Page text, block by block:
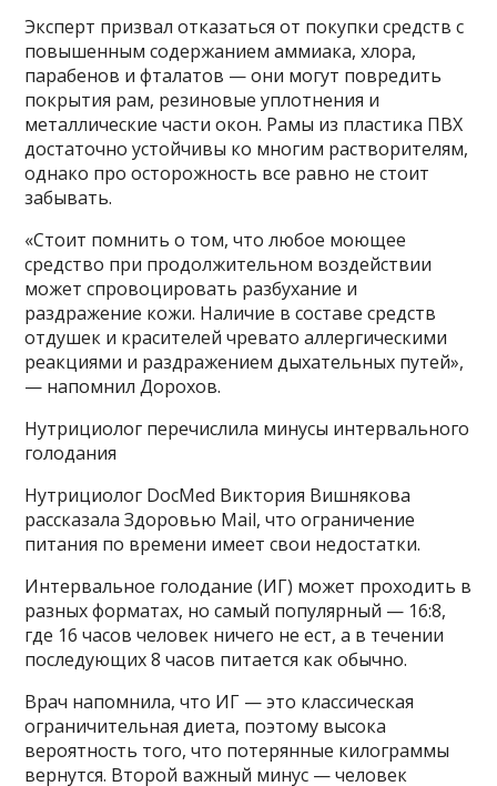
Эксперт призвал отказаться от покупки средств с
повышенным содержанием аммиака, хлора,
парабенов и фталатов — они могут повредить
покрытия рам, резиновые уплотнения и
металлические части окон. Рамы из пластика ПВХ
достаточно устойчивы ко многим растворителям,
однако про осторожность все равно не стоит
забывать.
«Стоит помнить о том, что любое моющее
средство при продолжительном воздействии
может спровоцировать разбухание и
раздражение кожи. Наличие в составе средств
отдушек и красителей чревато аллергическими
реакциями и раздражением дыхательных путей»,
— напомнил Дорохов.
Нутрициолог перечислила минусы интервального
голодания
Нутрициолог DocMed Виктория Вишнякова
рассказала Здоровью Mail, что ограничение
питания по времени имеет свои недостатки.
Интервальное голодание (ИГ) может проходить в
разных форматах, но самый популярный — 16:8,
где 16 часов человек ничего не ест, а в течении
последующих 8 часов питается как обычно.
Врач напомнила, что ИГ — это классическая
ограничительная диета, поэтому высока
вероятность того, что потерянные килограммы
вернутся. Второй важный минус — человек